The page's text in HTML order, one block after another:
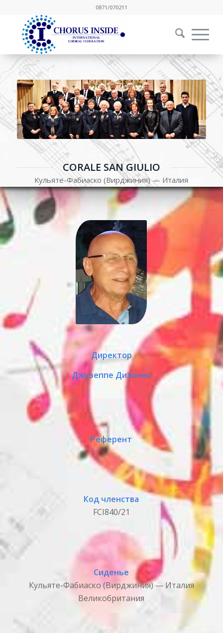
0871/070211
CORALE SAN GIULIO
Кульяте-Фабиаско (Вирджиния) — Италия
Директор
Джузеппе Дизонно
Референт
Код членства
FCI840/21
Сиденье
Кульяте-Фабиаско (Вирджиния) — Италия
Великобритания